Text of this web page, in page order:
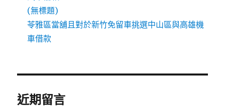
(無標題)
苓雅區當舖且對於新竹免留車挑選中山區與高雄機
車借款
近期留言